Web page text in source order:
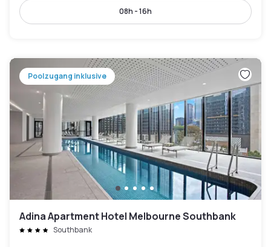
08h - 16h
Poolzugang inklusive
Adina Apartment Hotel Melbourne Southbank
Southbank